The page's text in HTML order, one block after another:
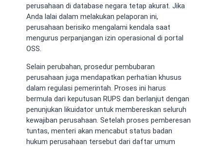
perusahaan di database negara tetap akurat. Jika
Anda lalai dalam melakukan pelaporan ini,
perusahaan berisiko mengalami kendala saat
mengurus perpanjangan izin operasional di portal
OSS.
Selain perubahan, prosedur pembubaran
perusahaan juga mendapatkan perhatian khusus
dalam regulasi pemerintah. Proses ini harus
bermula dari keputusan RUPS dan berlanjut dengan
penunjukan likuidator untuk membereskan seluruh
kewajiban perusahaan. Setelah proses pemberesan
tuntas, menteri akan mencabut status badan
hukum perusahaan tersebut dari daftar umum